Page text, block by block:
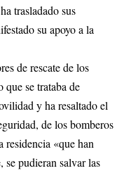
trasladado sus
su apoyo a la
de rescate de los
que se trataba de
y ha resaltado el
de los bomberos
residencia «que han
se pudieran salvar las